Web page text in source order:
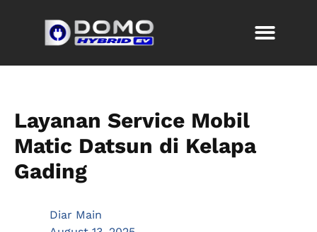
Layanan Service Mobil
Matic Datsun di Kelapa
Gading
Diar Main